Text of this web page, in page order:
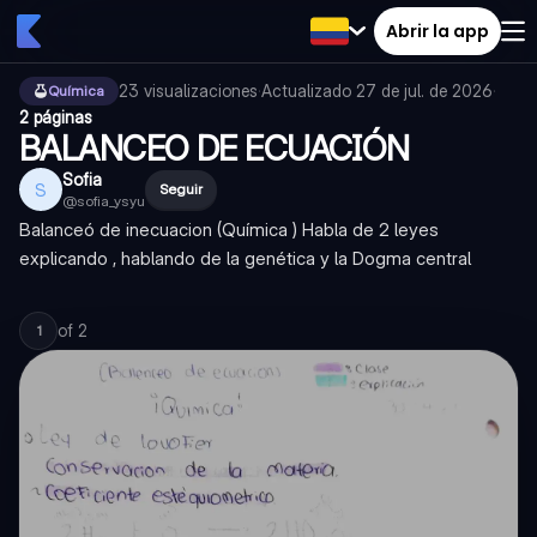
Abrir la app
Química 23 visualizaciones·Actualizado 27 de jul. de 2026·
2 páginas
BALANCEO DE ECUACIÓN
S Sofia
@sofia_ysyu
Seguir
Balanceó de inecuacion (Química ) Habla de 2 leyes
explicando , hablando de la genética y la Dogma central
1 of 2